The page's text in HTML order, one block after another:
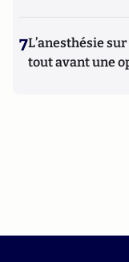
7L’anesthésie
tout avant une